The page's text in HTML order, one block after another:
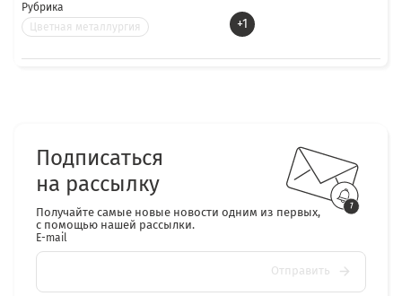
Рубрика
Цветная металлургия
+1
Подписаться
на рассылку
Получайте самые новые новости одним из первых,
с помощью нашей рассылки.
E-mail
Отправить